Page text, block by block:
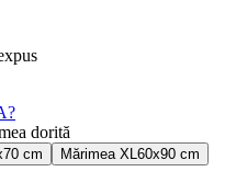
dorită
cm Mărimea XL 60x90 cm